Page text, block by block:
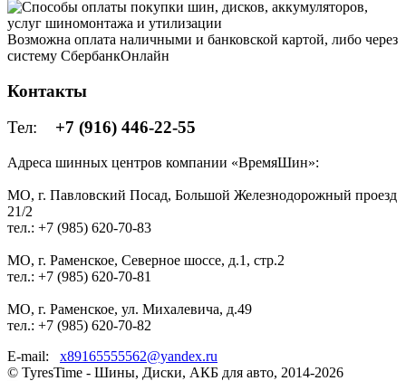
Возможна оплата наличными и банковской картой, либо через
систему СбербанкОнлайн
Контакты
Тел: +7 (916) 446-22-55
Адреса шинных центров компании «ВремяШин»:
МО, г. Павловский Посад, Большой Железнодорожный проезд
21/2
тел.: +7 (985) 620-70-83
МО, г. Раменское, Северное шоссе, д.1, стр.2
тел.: +7 (985) 620-70-81
МО, г. Раменское, ул. Михалевича, д.49
тел.: +7 (985) 620-70-82
E-mail: x89165555562@yandex.ru
© TyresTime - Шины, Диски, АКБ для авто, 2014-2026